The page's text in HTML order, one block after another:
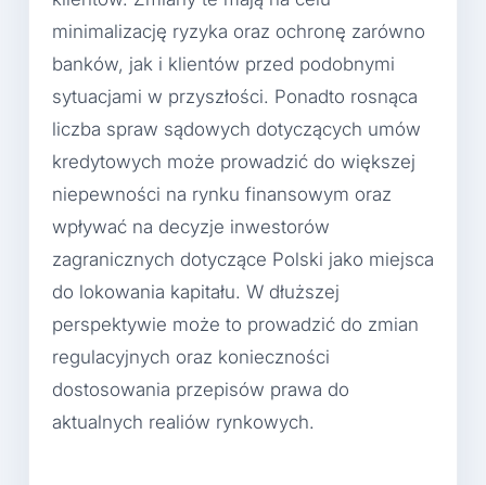
minimalizację ryzyka oraz ochronę zarówno
banków, jak i klientów przed podobnymi
sytuacjami w przyszłości. Ponadto rosnąca
liczba spraw sądowych dotyczących umów
kredytowych może prowadzić do większej
niepewności na rynku finansowym oraz
wpływać na decyzje inwestorów
zagranicznych dotyczące Polski jako miejsca
do lokowania kapitału. W dłuższej
perspektywie może to prowadzić do zmian
regulacyjnych oraz konieczności
dostosowania przepisów prawa do
aktualnych realiów rynkowych.